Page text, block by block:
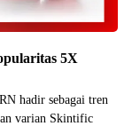
5X
hadir sebagai tren
varian Skintific